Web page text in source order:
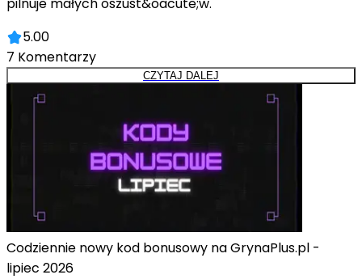
pilnuje małych oszust&oacute;w.
5.00
7 Komentarzy
CZYTAJ DALEJ
Codziennie nowy kod bonusowy na GrynaPlus.pl -
lipiec 2026